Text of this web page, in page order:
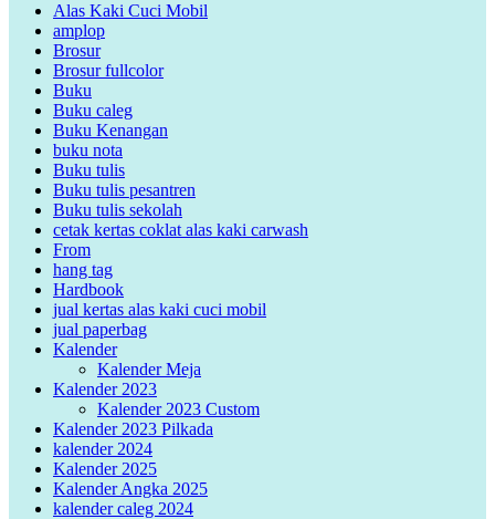
Alas Kaki Cuci Mobil
amplop
Brosur
Brosur fullcolor
Buku
Buku caleg
Buku Kenangan
buku nota
Buku tulis
Buku tulis pesantren
Buku tulis sekolah
cetak kertas coklat alas kaki carwash
From
hang tag
Hardbook
jual kertas alas kaki cuci mobil
jual paperbag
Kalender
Kalender Meja
Kalender 2023
Kalender 2023 Custom
Kalender 2023 Pilkada
kalender 2024
Kalender 2025
Kalender Angka 2025
kalender caleg 2024